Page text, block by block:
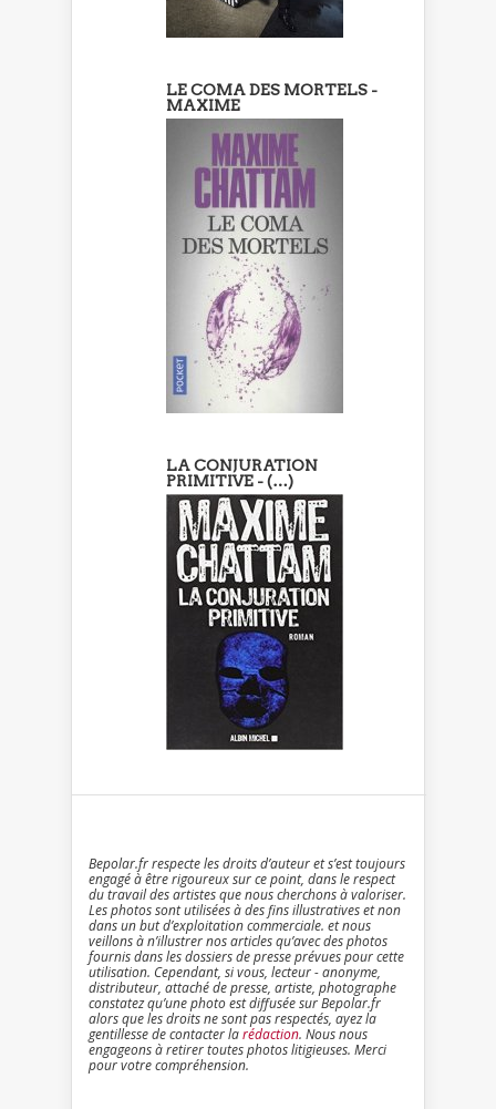
LE COMA DES MORTELS -
MAXIME
LA CONJURATION
PRIMITIVE - (…)
Bepolar.fr respecte les droits d’auteur et s’est toujours
engagé à être rigoureux sur ce point, dans le respect
du travail des artistes que nous cherchons à valoriser.
Les photos sont utilisées à des fins illustratives et non
dans un but d’exploitation commerciale. et nous
veillons à n’illustrer nos articles qu’avec des photos
fournis dans les dossiers de presse prévues pour cette
utilisation. Cependant, si vous, lecteur - anonyme,
distributeur, attaché de presse, artiste, photographe
constatez qu’une photo est diffusée sur Bepolar.fr
alors que les droits ne sont pas respectés, ayez la
gentillesse de contacter larédaction. Nous nous
engageons à retirer toutes photos litigieuses. Merci
pour votre compréhension.